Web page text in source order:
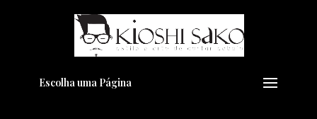
Escolha uma Página
Pensando em transformar seu
Visual??